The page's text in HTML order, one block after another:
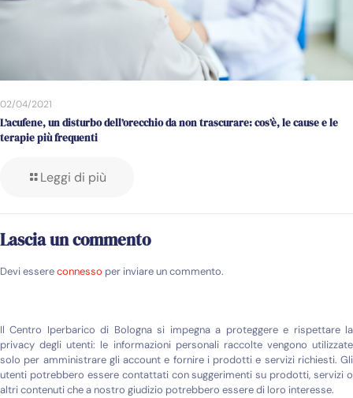
02/04/2021
L’acufene, un disturbo dell’orecchio da non trascurare: cos’è, le cause e le
terapie più frequenti
Leggi di più
Lascia un commento
Devi essereconnesso per inviare un commento.
Il Centro Iperbarico di Bologna si impegna a proteggere e rispettare la
privacy degli utenti: le informazioni personali raccolte vengono utilizzate
solo per amministrare gli account e fornire i prodotti e servizi richiesti. Gli
utenti potrebbero essere contattati con suggerimenti su prodotti, servizi o
altri contenuti che a nostro giudizio potrebbero essere di loro interesse.